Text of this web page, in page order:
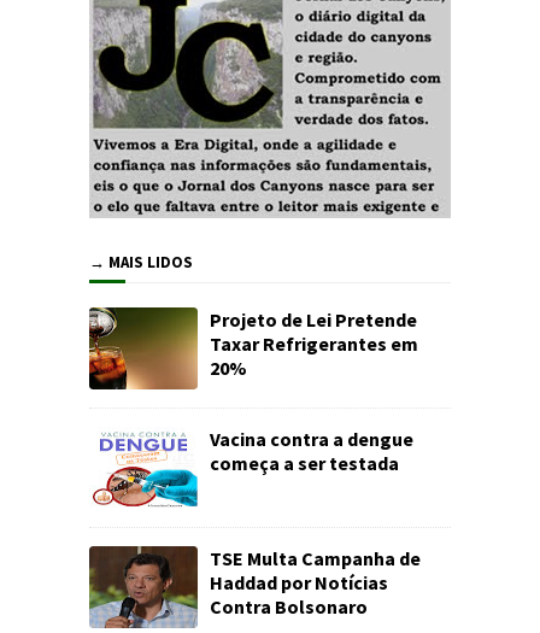
→ MAIS LIDOS
Projeto de Lei Pretende
Taxar Refrigerantes em
20%
Vacina contra a dengue
começa a ser testada
TSE Multa Campanha de
Haddad por Notícias
Contra Bolsonaro